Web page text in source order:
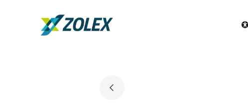
Go to landing page.